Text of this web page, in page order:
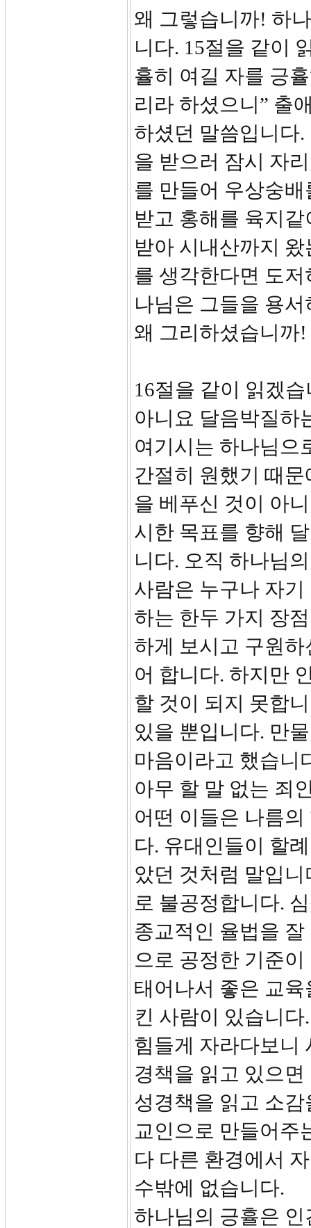
왜 그렇습니까! 하
니다. 15절을 같이
휼히 여길 자를 긍
리라 하셨으니” 출
하셨던 말씀입니다
을 받으러 잠시 자
를 만들어 우상숭
받고 홍해를 육지
받아 시내산까지
를 생각한다면 도
나님은 그들을 용
왜 그리하셨습니까!
16절을 같이 읽겠
아니요 달음박질하
여기시는 하나님으
간절히 원했기 때
을 베푸신 것이 아
시한 목표를 향해
니다. 오직 하나님
사람은 누구나 자
하는 한두 가지 장
하게 보시고 구원하
어 합니다. 하지만
할 것이 되지 못합
있을 뿐입니다. 만
마음이라고 했습니
아무 할 말 없는 죄
어떤 이들은 나름
다. 유대인들이 할
았던 것처럼 말입
로 불공정합니다.
종교적인 율법을
으로 공정한 기준
태어나서 좋은 교
킨 사람이 있습니
힘들게 자라다보니
경책을 읽고 있으
성경책을 읽고 소
교인으로 만들어주
다 다른 환경에서
수밖에 없습니다.
하나님의 긍휼은